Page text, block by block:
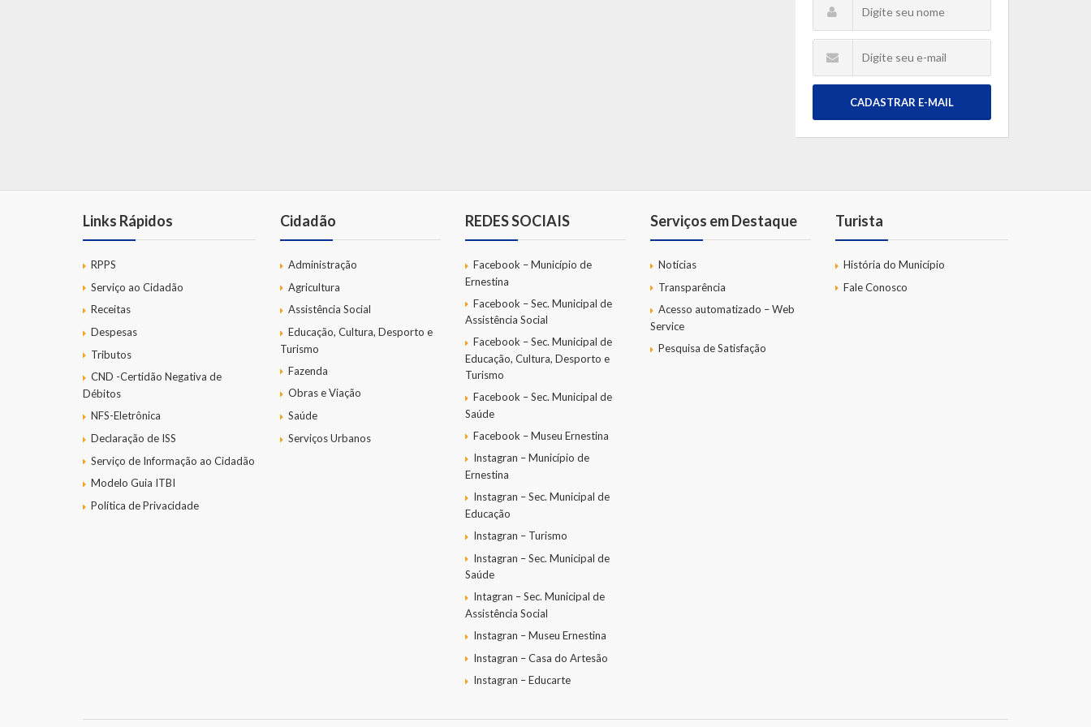
CADASTRAR E-MAIL
Links Rápidos
RPPS
Serviço ao Cidadão
Receitas
Despesas
Tributos
CND -Certidão Negativa de
Débitos
NFS-Eletrônica
Declaração de ISS
Serviço de Informação ao Cidadão
Modelo Guia ITBI
Política de Privacidade
Cidadão
Administração
Agricultura
Assistência Social
Educação, Cultura, Desporto e
Turismo
Fazenda
Obras e Viação
Saúde
Serviços Urbanos
REDES SOCIAIS
Facebook – Município de
Ernestina
Facebook – Sec. Municipal de
Assistência Social
Facebook – Sec. Municipal de
Educação, Cultura, Desporto e
Turismo
Facebook – Sec. Municipal de
Saúde
Facebook – Museu Ernestina
Instagran – Município de
Ernestina
Instagran – Sec. Municipal de
Educação
Instagran – Turismo
Instagran – Sec. Municipal de
Saúde
Intagran – Sec. Municipal de
Assistência Social
Instagran – Museu Ernestina
Instagran – Casa do Artesão
Instagran – Educarte
Serviços em Destaque
Notícias
Transparência
Acesso automatizado – Web
Service
Pesquisa de Satisfação
Turista
História do Município
Fale Conosco